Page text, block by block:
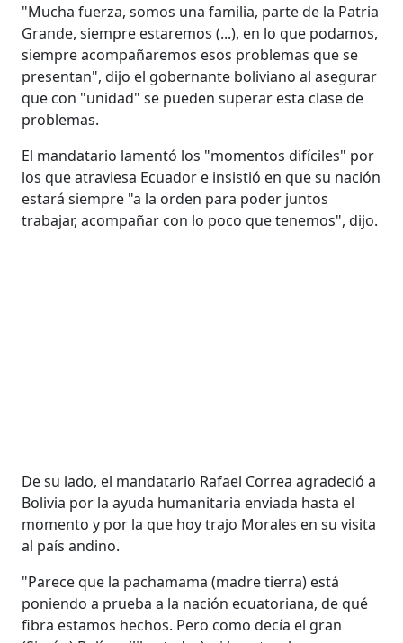
"Mucha fuerza, somos una familia, parte de la Patria
Grande, siempre estaremos (...), en lo que podamos,
siempre acompañaremos esos problemas que se
presentan", dijo el gobernante boliviano al asegurar
que con "unidad" se pueden superar esta clase de
problemas.
El mandatario lamentó los "momentos difíciles" por
los que atraviesa Ecuador e insistió en que su nación
estará siempre "a la orden para poder juntos
trabajar, acompañar con lo poco que tenemos", dijo.
De su lado, el mandatario Rafael Correa agradeció a
Bolivia por la ayuda humanitaria enviada hasta el
momento y por la que hoy trajo Morales en su visita
al país andino.
"Parece que la pachamama (madre tierra) está
poniendo a prueba a la nación ecuatoriana, de qué
fibra estamos hechos. Pero como decía el gran